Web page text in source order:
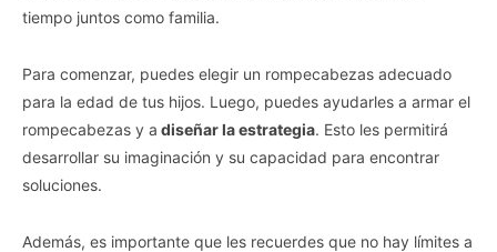
tiempo juntos como familia.
Para comenzar, puedes elegir un rompecabezas adecuado
para la edad de tus hijos. Luego, puedes ayudarles a armar el
rompecabezas y a diseñar la estrategia. Esto les permitirá
desarrollar su imaginación y su capacidad para encontrar
soluciones.
Además, es importante que les recuerdes que no hay límites a